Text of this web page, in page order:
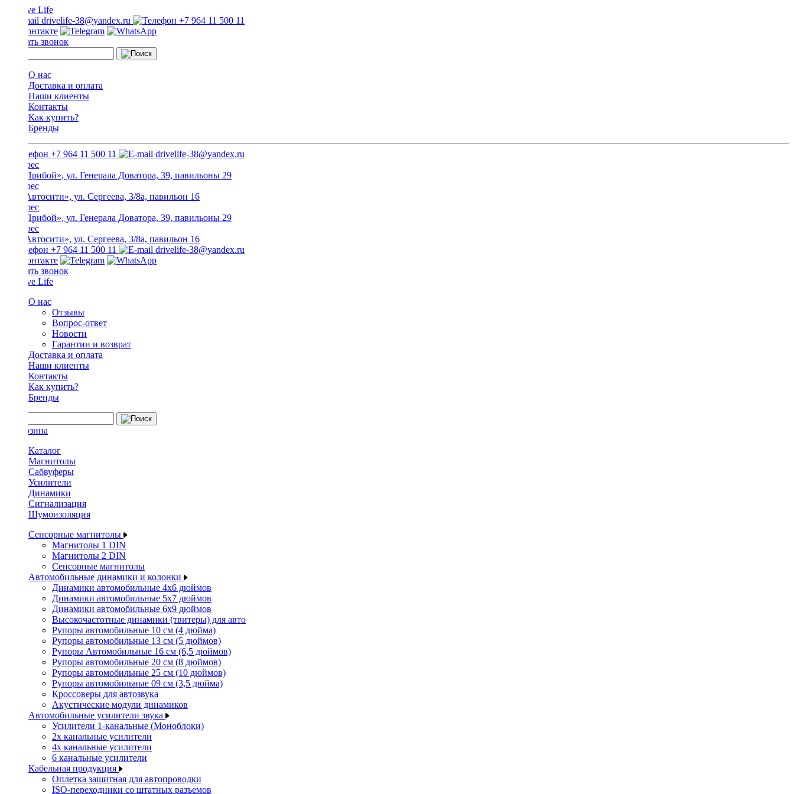
drivelife-38@yandex.ru +7 964 11 500 11
Заказать звонок
О нас
Доставка и оплата
Наши клиенты
Контакты
Как купить?
Бренды
+7 964 11 500 11 drivelife-38@yandex.ru
ТЦ «Прибой», ул. Генерала Доватора, 39, павильоны 29
ТЦ «Автосити», ул. Сергеева, 3/8а, павильон 16
ТЦ «Прибой», ул. Генерала Доватора, 39, павильоны 29
ТЦ «Автосити», ул. Сергеева, 3/8а, павильон 16
+7 964 11 500 11
drivelife-38@yandex.ru
Заказать звонок
О нас
Отзывы
Вопрос-ответ
Новости
Гарантии и возврат
Доставка и оплата
Наши клиенты
Контакты
Как купить?
Бренды
Каталог
Магнитолы
Сабвуферы
Усилители
Динамики
Сигнализация
Шумоизоляция
Сенсорные магнитолы
Магнитолы 1 DIN
Магнитолы 2 DIN
Сенсорные магнитолы
Автомобильные динамики и колонки
Динамики автомобильные 4x6 дюймов
Динамики автомобильные 5x7 дюймов
Динамики автомобильные 6x9 дюймов
Высокочастотные динамики (твитеры) для авто
Рупоры автомобильные 10 см (4 дюйма)
Рупоры автомобильные 13 см (5 дюймов)
Рупоры Автомобильные 16 см (6,5 дюймов)
Рупоры автомобильные 20 см (8 дюймов)
Рупоры автомобильные 25 см (10 дюймов)
Рупоры автомобильные 09 см (3,5 дюйма)
Кроссоверы для автозвука
Акустические модули динамиков
Автомобильные усилители звука
Усилители 1-канальные (Моноблоки)
2х канальные усилители
4х канальные усилители
6 канальные усилители
Кабельная продукция
Оплетка защитная для автопроводки
ISO-переходники со штатных разъемов